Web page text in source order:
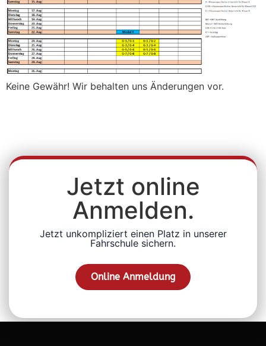
Keine Gewähr! Wir behalten uns Änderungen vor.
Jetzt online
Anmelden.
Jetzt unkompliziert einen Platz in unserer
Fahrschule sichern.
Online Anmeldung